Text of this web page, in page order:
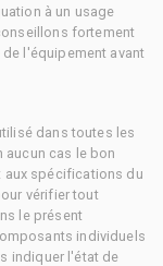
à un usage
fortement
l'équipement avant
dans toutes les
cas le bon
spécifications du
vérifier tout
le présent
individuels
indiquer l'état de